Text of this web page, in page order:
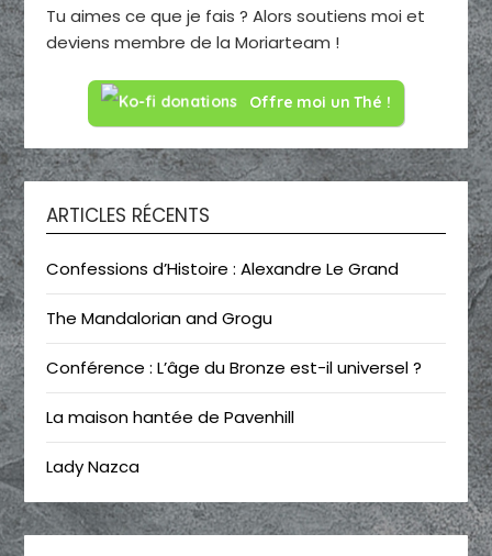
Tu aimes ce que je fais ? Alors soutiens moi et
deviens membre de la Moriarteam !
Offre moi un Thé !
ARTICLES RÉCENTS
Confessions d’Histoire : Alexandre Le Grand
The Mandalorian and Grogu
Conférence : L’âge du Bronze est-il universel ?
La maison hantée de Pavenhill
Lady Nazca